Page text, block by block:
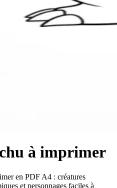
à imprimer
en PDF A4 : créatures
et personnages faciles à